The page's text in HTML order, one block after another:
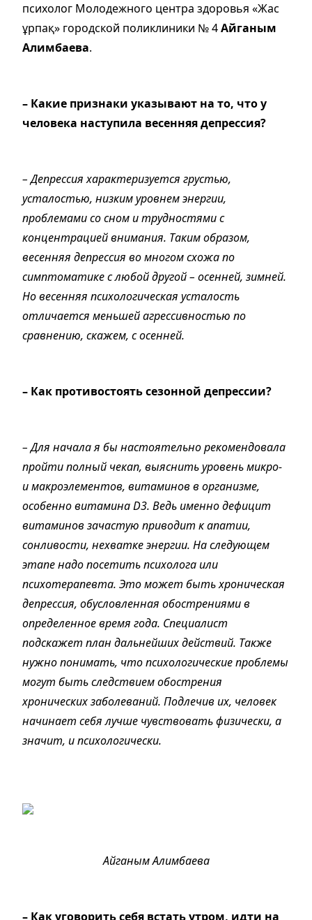
психолог Молодежного центра здоровья «Жас
ұрпақ» городской поликлиники № 4Айганым
Алимбаева.
– Какие признаки указывают на то, что у
человека наступила весенняя депрессия?
– Депрессия характеризуется грустью,
усталостью, низким уровнем энергии,
проблемами со сном и трудностями с
концентрацией внимания. Таким образом,
весенняя депрессия во многом схожа по
симптоматике с любой другой – осенней, зимней.
Но весенняя психологическая усталость
отличается меньшей агрессивностью по
сравнению, скажем, с осенней.
– Как противостоять сезонной депрессии?
– Для начала я бы настоятельно рекомендовала
пройти полный чекап, выяснить уровень микро-
и макроэлементов, витаминов в организме,
особенно витамина D3. Ведь именно дефицит
витаминов зачастую приводит к апатии,
сонливости, нехватке энергии. На следующем
этапе надо посетить психолога или
психотерапевта. Это может быть хроническая
депрессия, обусловленная обострениями в
определенное время года. Специалист
подскажет план дальнейших действий. Также
нужно понимать, что психологические проблемы
могут быть следствием обострения
хронических заболеваний. Подлечив их, человек
начинает себя лучше чувствовать физически, а
значит, и психологически.
Айганым Алимбаева
– Как уговорить себя встать утром, идти на